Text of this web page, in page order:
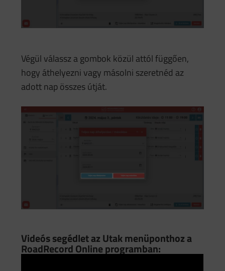
Végül válassz a gombok közül attól függően,
hogy áthelyezni vagy másolni szeretnéd az
adott nap összes útját.
Videós segédlet az Utak menüponthoz a
RoadRecord Online programban: